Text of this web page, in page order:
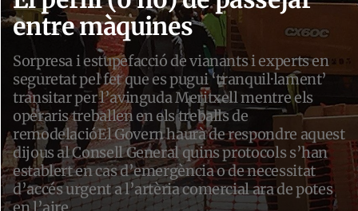
entre màquines
Sorpresa i estupefacció de vianants i experts en
seguretat pel fet que es pugui ‘tranquil·lament’
transitar per l’avinguda Meritxell mentre els
operaris treballen en els treballs de
remodelacióEl Govern haurà de respondre aquest
dijous al Consell General quins protocols s’han
establert en cas d’emergència o de necessitat
d’accés urgent a l’artèria comercial ara de potes
en l’aire